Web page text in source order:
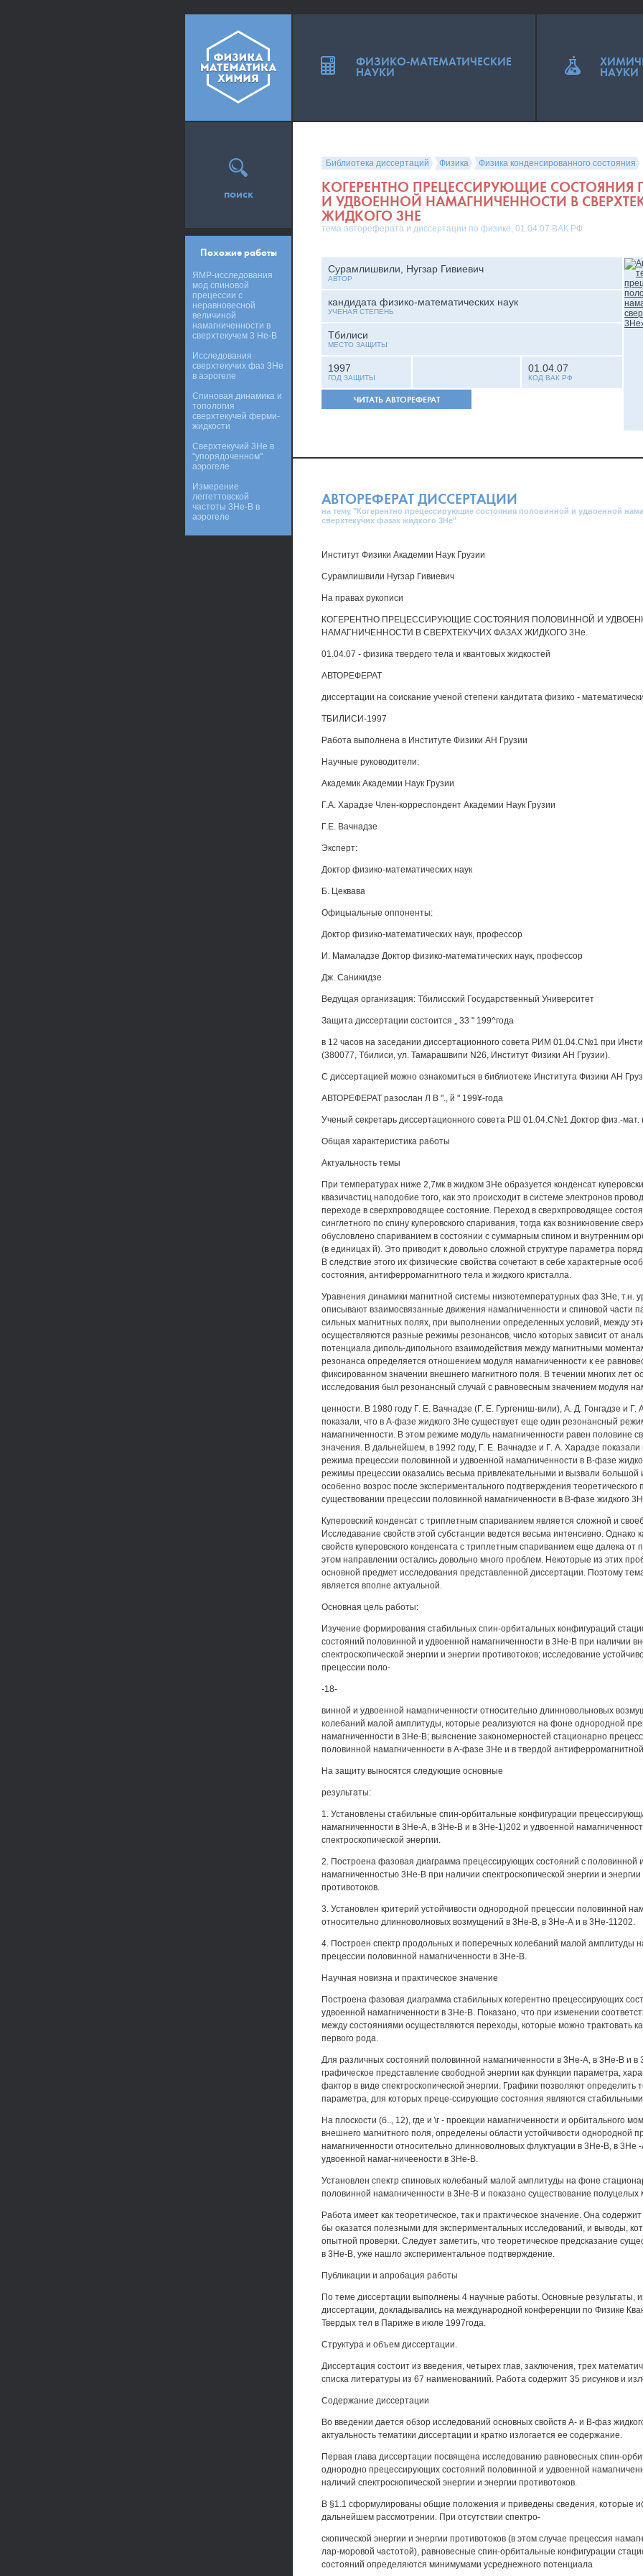
Библиотека диссертаций Физика Физика конденсированного состояния
КОГЕРЕНТНО ПРЕЦЕССИРУЮЩИЕ
И УДВОЕННОЙ НАМАГНИЧЕННОСТИ В
ЖИДКОГО 3НЕ
тема автореферата и диссертации по физике, 01.04.07 ВАК РФ
Сурамлишвили, Нугзар Гивиевич
АВТОР
кандидата физико-математических наук
УЧЕНАЯ СТЕПЕНЬ
Тбилиси
МЕСТО ЗАЩИТЫ
1997
ГОД ЗАЩИТЫ
01.04.07
КОД ВАК РФ
ЧИТАТЬ АВТОРЕФЕРАТ
АВТОРЕФЕРАТ ДИССЕРТАЦИИ
на тему "Когерентно прецессирующие состояния половинной и удвоенной
сверхтекучих фазах жидкого 3Не"
Институт Физики Академии Наук Грузии
Сурамлишвили Нугзар Гивиевич
На правах рукописи
КОГЕРЕНТНО ПРЕЦЕССИРУЮЩИЕ СОСТОЯНИЯ ПОЛОВИННОЙ И
НАМАГНИЧЕННОСТИ В СВЕРХТЕКУЧИХ ФАЗАХ ЖИДКОГО 3Не.
01.04.07 - физика твердего тела и квантовых жидкостей
АВТОРЕФЕРАТ
диссертации на соискание ученой степени кандитата физико -
ТБИЛИСИ-1997
Работа выполнена в Институте Физики АН Грузии
Научные руководители:
Академик Академии Наук Грузии
Г.А. Харадзе Член-корреспондент Академии Наук Грузии
Г.Е. Вачнадзе
Эксперт:
Доктор физико-математических наук
Б. Цеквава
Офицыальные оппоненты:
Доктор физико-математических наук, профессор
И. Мамаладзе Доктор физико-математических наук, профессор
Дж. Саникидзе
Ведущая организация: Тбилисский Государственный Университет
Защита диссертации состоится „ 33 " 199^года
в 12 часов на заседании диссертационного совета РИМ 01.04.С№1 при
(380077, Тбилиси, ул. Тамарашвипи N26, Институт Физики АН Грузии).
С диссертацией можно ознакомиться в библиотеке Института Физики АН
АВТОРЕФЕРАТ разослан Л В "., й " 199¥-года
Ученый секретарь диссертационного совета РШ 01.04.С№1 Доктор физ.-мат.
Общая характеристика работы
Актуальность темы
При температурах ниже 2,7мк в жидком 3Не образуется конденсат
квазичастиц наподобие того, как это происходит в системе электронов
переходе в сверхпроводящее состояние. Переход в сверхпроводящее
синглетного по спину куперовского спаривания, тогда как возникновение
обусловлено спариванием в состоянии с суммарным спином и внутренним
(в единицах й). Это приводит к довольно сложной структуре параметра
В следствие этого их физические свойства сочетают в себе характерные
состояния, антиферромагнитного тела и жидкого кристалла.
Уравнения динамики магнитной системы низкотемпературных фаз 3Не, т.н.
описывают взаимосвязанные движения намагниченности и спиновой части
сильных магнитных полях, при выполнении определенных условий, между
осуществляются разные режимы резонансов, число которых зависит от
потенциала диполь-дипольного взаимодействия между магнитными
резонанса определяется отношением модуля намагниченности к ее
фиксированном значении внешнего магнитного поля. В течении многих лет
исследования был резонансный случай с равновесным значением модуля
ценности. В 1980 году Г. Е. Вачнадзе (Г. Е. Гургениш-вили), А. Д. Гонгадзе и Г.
показали, что в А-фазе жидкого 3Не существует еще один резонансный
намагниченности. В этом режиме модуль намагниченности равен половине
значения. В дальнейшем, в 1992 году, Г. Е. Вачнадзе и Г. А. Харадзе
режима прецессии половинной и удвоенной намагниченности в В-фазе
режимы прецессии оказались весьма привлекательными и вызвали большой
особенно возрос после экспериментального подтверждения теоретического
существовании прецессии половинной намагниченности в В-фазе жидкого
Куперовский конденсат с триплетным спариванием является сложной и
Исследавание свойств этой субстанции ведется весьма интенсивно. Однако
свойств куперовского конденсата с триплетным спариванием еще далека от
этом направлении остались довольно много проблем. Некоторые из этих
основной предмет исследования представленной диссертации. Поэтому
является вполне актуальной.
Основная цель работы:
Изучение формирования стабильных спин-орбитальных конфигураций
состояний половинной и удвоенной намагниченности в 3Не-В при наличии
спектроскопической энергии и энергии противотоков; исследование
прецессии поло-
-18-
винной и удвоенной намагниченности относительно длинновольновых
колебаний малой амплитуды, которые реализуются на фоне однородной
намагниченности в 3Не-В; выяснение закономерностей стационарно
половинной намагниченности в А-фазе 3Не и в твердой
На защиту выносятся следующие основные
результаты:
1. Установлены стабильные спин-орбитальные конфигурации
намагниченности в 3Не-А, в 3Не-В и в 3Не-1)202 и удвоенной
спектроскопической энергии.
2. Построена фазовая диаграмма прецессирующих состояний с половинной
намагниченностью 3Не-В при наличии спектроскопической энергии и энергии
противотоков.
3. Установлен критерий устойчивости однородной прецессии половинной
относительно длинноволновых возмущений в 3Не-В, в 3Не-А и в 3Не-11202.
4. Построен спектр продольных и поперечных колебаний малой амплитуды
прецессии половинной намагниченности в 3Не-В.
Научная новизна и практическое значение
Построена фазовая диаграмма стабильных когерентно прецессирующих
удвоенной намагниченности в 3Не-В. Показано, что при изменении
между состояниями осуществляются переходы, которые можно трактовать
первого рода.
Для различных состояний половинной намагниченности в 3Не-А, в 3Не-В и в
графическое представление свободной энергии как функции параметра,
фактор в виде спектроскопической энергии. Графики позволяют определить
параметра, для которых преце-ссирующие состояния являются
На плоскости (б.., 12), где и \г - проекции намагниченности и орбитального
внешнего магнитного поля, определены области устойчивости однородной
намагниченности относительно длинноволновых флуктуации в 3Не-В, в 3Не
удвоенной намаг-ничеености в 3Не-В.
Установлен спектр спиновых колебаный малой амплитуды на фоне
половинной намагниченности в 3Не-В и показано существование полуцелых
Работа имеет как теоретическое, так и практическое значение. Она
бы оказатся полезными для экспериментальных исследований, и выводы,
опытной проверки. Следует заметить, что теоретическое предсказание
в 3Не-В, уже нашло экспериментальное подтверждение.
Публикации и апробация работы
По теме диссертации выполнены 4 научные работы. Основные результаты,
диссертации, докладывались на международной конференции по Физике
Твердых тел в Париже в июле 1997года.
Структура и объем диссертации.
Диссертация состоит из введения, четырех глав, заключения, трех
списка литературы из 67 наименованиий. Работа содержит 35 рисунков и
Содержание диссертации
Во введении дается обзор исследований основных свойств А- и В-фаз
актуальность тематики диссертации и кратко излогается ее содержание.
Первая глава диссертации посвящена исследованию равновесных спин-
однородно прецессирующих состояний половинной и удвоенной
наличий спектроскопической энергии и энергии противотоков.
В §1.1 сформулированы общие положения и приведены сведения, которые
дальнейшем рассмотрении. При отсутствии спектро-
скопической энергии и энергии противотоков (в этом случае прецессия
лар-моровой частотой), равновесные спин-орбитальные конфигурации
состояний определяются минимумами усреднежного потенциала
поиск
Похожие работы
ЯМР-исследования
мод спиновой
прецессии с
неравновесной
величиной
намагниченности в
сверхтекучем 3 Не-В
Исследования
сверхтекучих фаз 3He
в аэрогеле
Спиновая динамика и
топология
сверхтекучей ферми-
жидкости
Сверхтекучий 3He в
"упорядоченном"
аэрогеле
Измерение
леггеттовской
частоты 3He-B в
аэрогеле
ФИЗИКО-МАТЕМАТИЧЕСКИЕ
НАУКИ НАУКИ